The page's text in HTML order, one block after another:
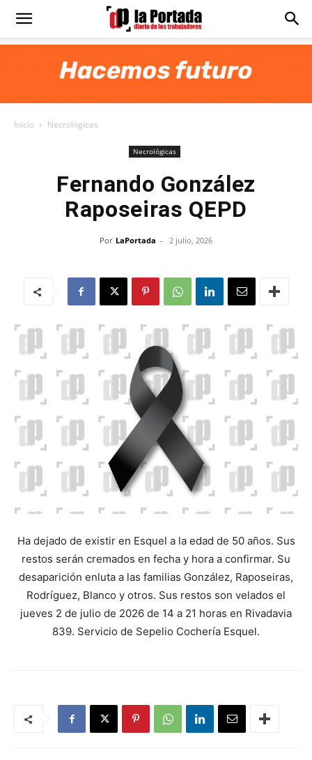
Diario
Inicio Necrológicas
Necrológicas
Fernando González
Raposeiras QEPD
Por LaPortada - 2 julio, 2026
Ha dejado de existir en Esquel a la edad de 50 años. Sus
restos serán cremados en fecha y hora a confirmar. Su
desaparición enluta a las familias González, Raposeiras,
Rodríguez, Blanco y otros. Sus restos son velados el
jueves 2 de julio de 2026 de 14 a 21 horas en Rivadavia
839. Servicio de Sepelio Cochería Esquel.